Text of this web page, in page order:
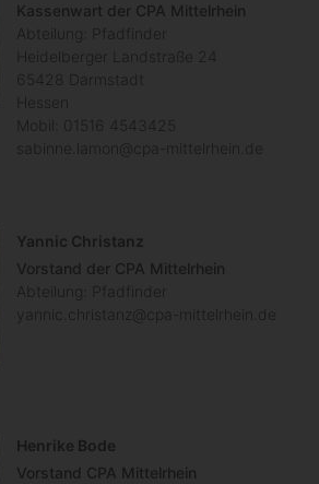
Kassenwart der CPA Mittelrhein
Abteilung: Pfadfinder
Heidelberger Landstraße 24
65428
Darmstadt
Hessen
Mobil:
01516 4543425
sabinne.lamon@cpa-mittelrhein.de
Yannic Christanz
Vorstand der CPA Mittelrhein
Abteilung: Pfadfinder
yannic.christanz@cpa-mittelrhein.de
Henrike Bode
Vorstand CPA Mittelrhein